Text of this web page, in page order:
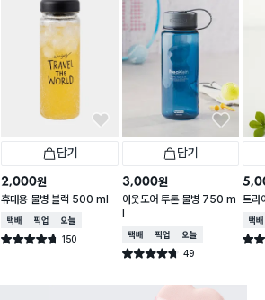
담기
2,000원
휴대용 물병 블랙 500 ml
택배배송매장픽업오늘배송
별점 4.7점 150
건 작성
담기
3,000원
아웃도어 투톤 물병 750 m
l
택배배송매장픽업오늘배송
별점 4.7점 49
건 작성
트라
택배
별점